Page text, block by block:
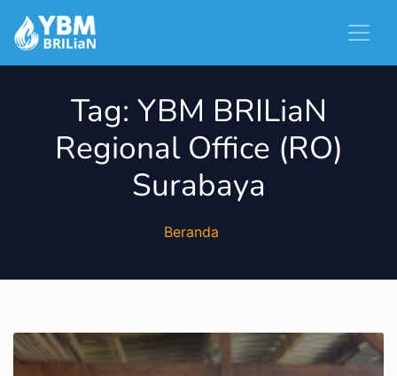
Tag: YBM BRILiaN
Regional Office (RO)
Surabaya
Beranda